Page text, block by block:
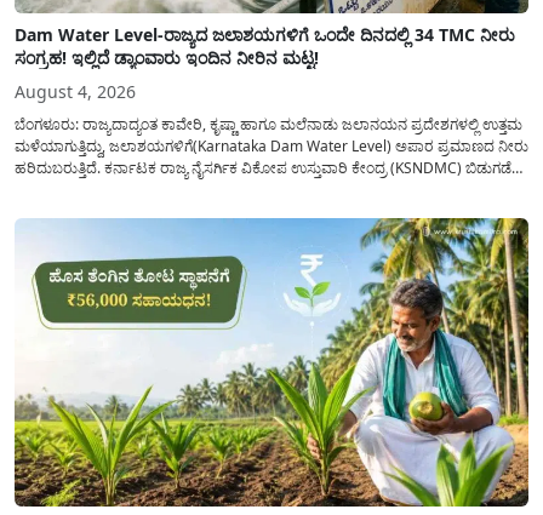
Dam Water Level-ರಾಜ್ಯದ ಜಲಾಶಯಗಳಿಗೆ ಒಂದೇ ದಿನದಲ್ಲಿ 34 TMC ನೀರು
ಸಂಗ್ರಹ! ಇಲ್ಲಿದೆ ಡ್ಯಾಂವಾರು ಇಂದಿನ ನೀರಿನ ಮಟ್ಟ!
August 4, 2026
ಬೆಂಗಳೂರು: ರಾಜ್ಯದಾದ್ಯಂತ ಕಾವೇರಿ, ಕೃಷ್ಣಾ ಹಾಗೂ ಮಲೆನಾಡು ಜಲಾನಯನ ಪ್ರದೇಶಗಳಲ್ಲಿ ಉತ್ತಮ
ಮಳೆಯಾಗುತ್ತಿದ್ದು, ಜಲಾಶಯಗಳಿಗೆ(Karnataka Dam Water Level) ಅಪಾರ ಪ್ರಮಾಣದ ನೀರು
ಹರಿದುಬರುತ್ತಿದೆ. ಕರ್ನಾಟಕ ರಾಜ್ಯ ನೈಸರ್ಗಿಕ ವಿಕೋಪ ಉಸ್ತುವಾರಿ ಕೇಂದ್ರ (KSNDMC) ಬಿಡುಗಡೆ